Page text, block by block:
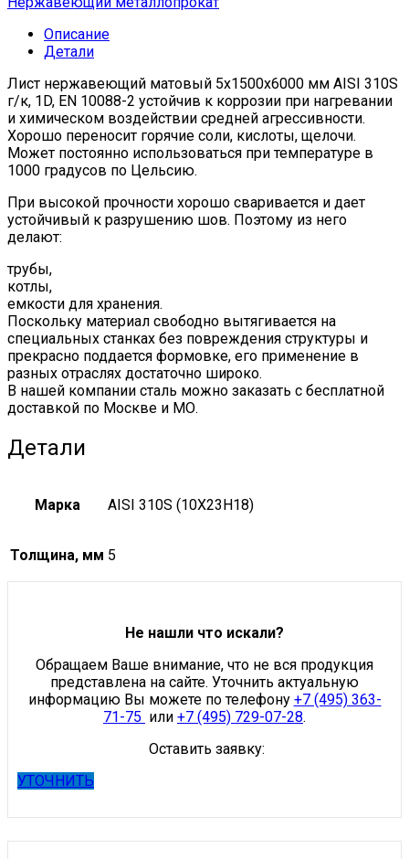
к,
10088-
2
quantity
Описание
Детали
Лист нержавеющий матовый 5х1500х6000 мм AISI 310S
г/к, 1D, EN 10088-2 устойчив к коррозии при нагревании
и химическом воздействии средней агрессивности.
Хорошо переносит горячие соли, кислоты, щелочи.
Может постоянно использоваться при температуре в
1000 градусов по Цельсию.
При высокой прочности хорошо сваривается и дает
устойчивый к разрушению шов. Поэтому из него
делают:
трубы,
котлы,
емкости для хранения.
Поскольку материал свободно вытягивается на
специальных станках без повреждения структуры и
прекрасно поддается формовке, его применение в
разных отраслях достаточно широко.
В нашей компании сталь можно заказать с бесплатной
доставкой по Москве и МО.
Детали
Марка AISI 310S (10X23H18)
Толщина, мм 5
Не нашли что искали?
Обращаем Ваше внимание, что не вся продукция
представлена на сайте. Уточнить актуальную
информацию Вы можете по телефону +7 (495) 363-
71-75 или +7 (495) 729-07-28.
Оставить заявку:
УТОЧНИТЬ